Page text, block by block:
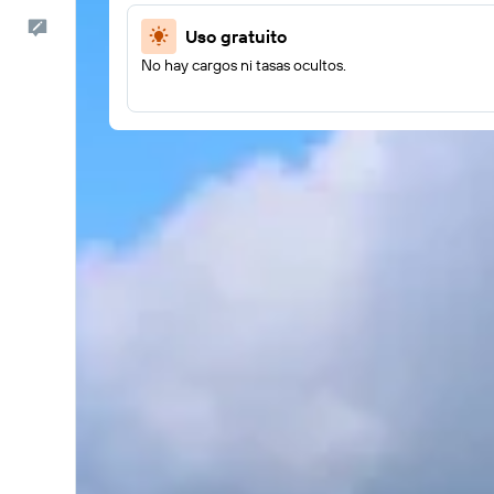
Comentarios Uso gratuito
No hay cargos ni tasas ocultos.